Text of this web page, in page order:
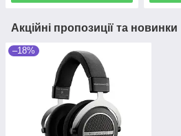
Акційні пропозиції та новинки
–18%